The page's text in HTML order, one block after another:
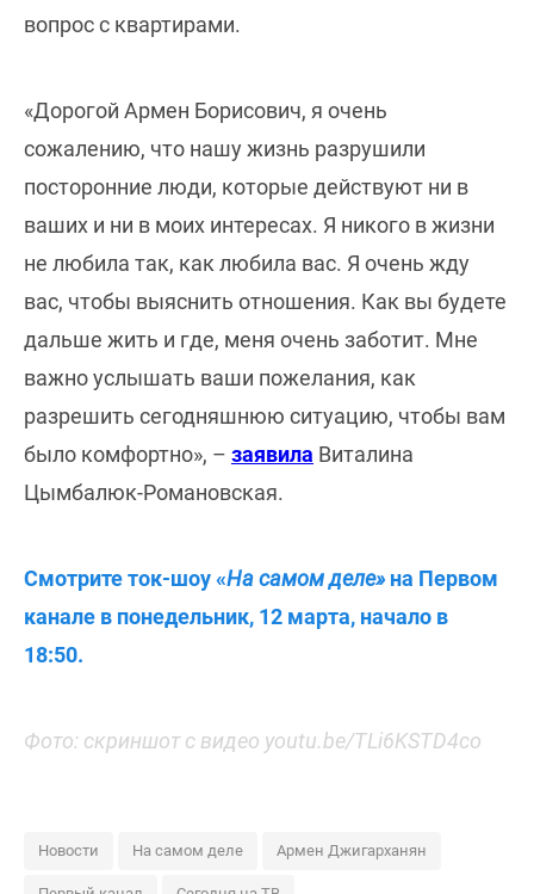
вопрос с квартирами.
«Дорогой Армен Борисович, я очень
сожалению, что нашу жизнь разрушили
посторонние люди, которые действуют ни в
ваших и ни в моих интересах. Я никого в жизни
не любила так, как любила вас. Я очень жду
вас, чтобы выяснить отношения. Как вы будете
дальше жить и где, меня очень заботит. Мне
важно услышать ваши пожелания, как
разрешить сегодняшнюю ситуацию, чтобы вам
было комфортно», – заявила Виталина
Цымбалюк-Романовская.
Смотрите ток-шоу «На самом деле»на Первом
канале в понедельник, 12 марта, начало в
18:50.
Фото: скриншот с видео youtu.be/TLi6KSTD4co
Новости На самом деле Армен Джигарханян